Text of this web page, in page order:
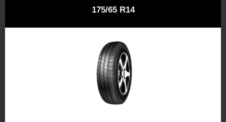
175/65 R14